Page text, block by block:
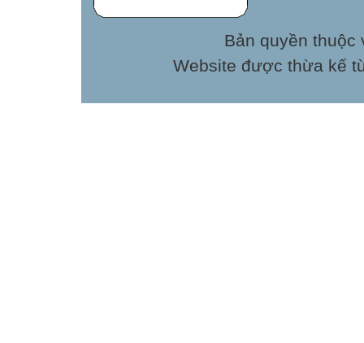
Bản quyền thuộc
Website được thừa kế